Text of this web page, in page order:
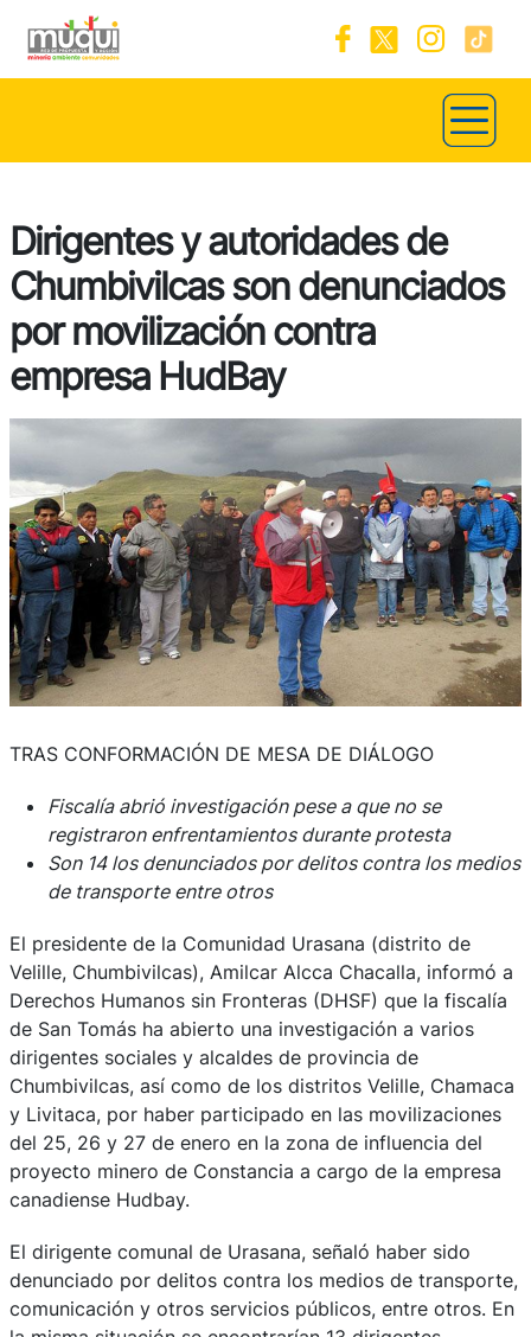
Dirigentes y autoridades de
Chumbivilcas son denunciados
por movilización contra
empresa HudBay
TRAS CONFORMACIÓN DE MESA DE DIÁLOGO
Fiscalía abrió investigación pese a que no se
registraron enfrentamientos durante protesta
Son 14 los denunciados por delitos contra los medios
de transporte entre otros
El presidente de la Comunidad Urasana (distrito de
Velille, Chumbivilcas), Amilcar Alcca Chacalla, informó a
Derechos Humanos sin Fronteras (DHSF) que la fiscalía
de San Tomás ha abierto una investigación a varios
dirigentes sociales y alcaldes de provincia de
Chumbivilcas, así como de los distritos Velille, Chamaca
y Livitaca, por haber participado en las movilizaciones
del 25, 26 y 27 de enero en la zona de influencia del
proyecto minero de Constancia a cargo de la empresa
canadiense Hudbay.
El dirigente comunal de Urasana, señaló haber sido
denunciado por delitos contra los medios de transporte,
comunicación y otros servicios públicos, entre otros. En